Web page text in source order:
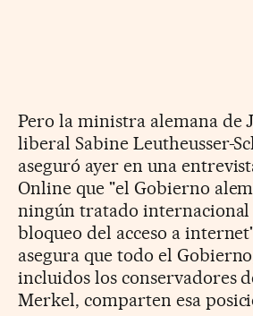
Pero la ministra alemana de
liberal Sabine Leutheusser-
aseguró ayer en una
Online que "el Gobierno
ningún tratado internacional
bloqueo del acceso a
asegura que todo el
incluidos los conservadores
Merkel, comparten esa